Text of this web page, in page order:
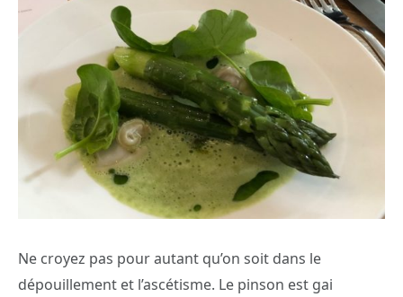
Ne croyez pas pour autant qu’on soit dans le
dépouillement et l’ascétisme. Le pinson est gai